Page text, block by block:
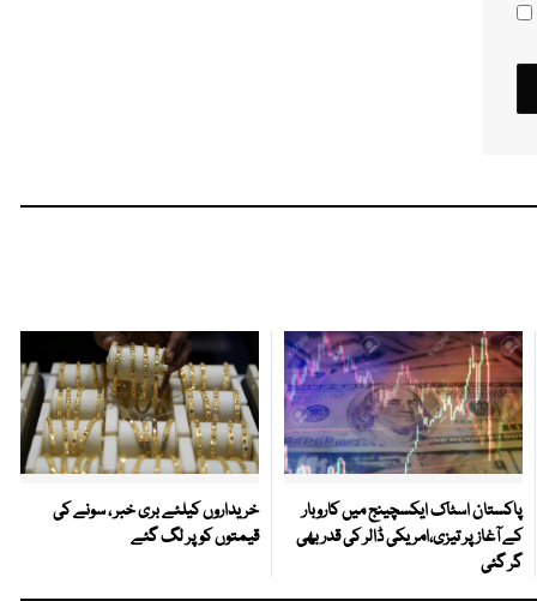
پاکستان اسٹاک ایکسچینج میں کاروبار
کے آغاز پر تیزی،امریکی ڈالر کی قدر بھی
گر گئی
خریداروں کیلئے بری خبر ، سونے کی
قیمتوں کو پر لگ گئے